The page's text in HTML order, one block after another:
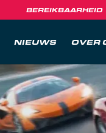
BEREIKBAARHEID
NIEUWS OVER